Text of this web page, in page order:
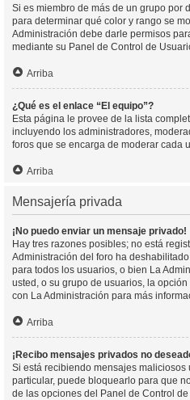
Si es miembro de más de un grupo por
para determinar qué color y rango se
Administración debe darle permisos
mediante su Panel de Control de
Arriba
¿Qué es el enlace “El equipo”?
Esta página le provee de la lista
incluyendo los administradores,
foros que se encarga de moderar cada
Arriba
Mensajería privada
¡No puedo enviar un mensaje privado!
Hay tres razones posibles; no está
Administración del foro ha
para todos los usuarios, o bien La
usted, o su grupo de usuarios, la
con La Administración para más
Arriba
¡Recibo mensajes privados no
Si está recibiendo mensajes maliciosos
particular, puede bloquearlo para que
de las opciones del Panel de Control